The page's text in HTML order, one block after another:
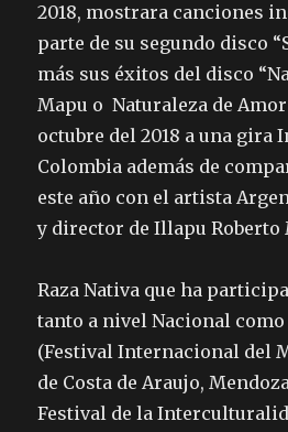
2018, mostrara canciones
parte de su segundo disco
más sus éxitos del disco
Mapu o Naturaleza de
octubre del 2018 a una gira
Colombia además de
este año con el artista
y director de Illapu Roberto
Raza Nativa que ha
tanto a nivel Nacional
(Festival Internacional del
de Costa de Araujo,
Festival de la